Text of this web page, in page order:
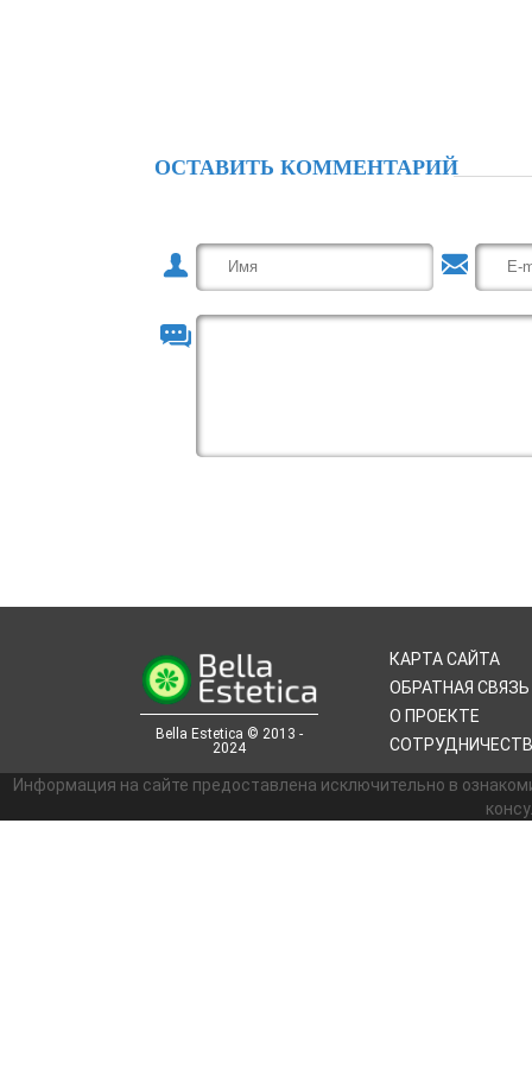
ОСТАВИТЬ КОММЕНТАРИЙ
Bella Estetica © 2013 -
2024
КАРТА САЙТА
ОБРАТНАЯ СВЯЗЬ
О ПРОЕКТЕ
Информация на сайте предоставлена исключительно в